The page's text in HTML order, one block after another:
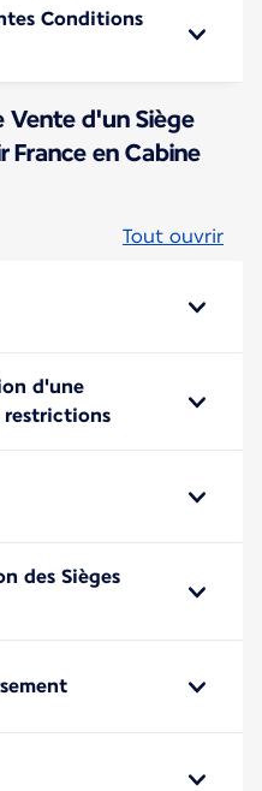
Conditions
Vente d'un Siège
France en Cabine
Tout ouvrir
d'une
restrictions
des Sièges